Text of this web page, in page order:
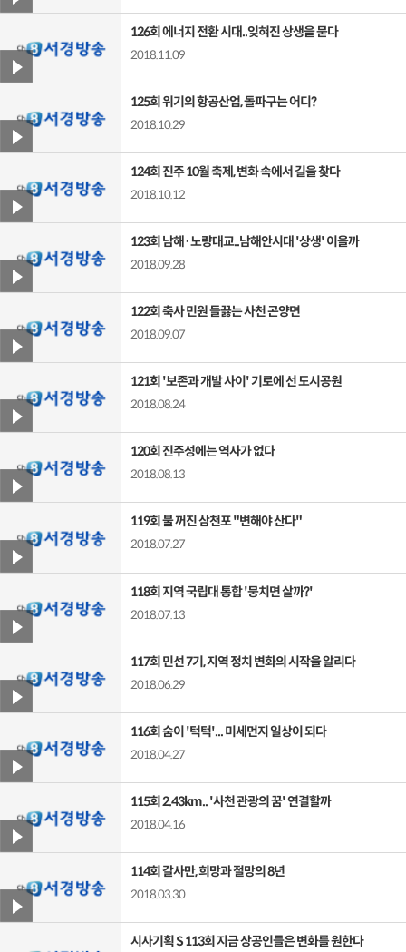
126회 에너지 전환 시대..잊혀진 상생을 묻다
2018.11.09
125회 위기의 항공산업, 돌파구는 어디?
2018.10.29
124회 진주 10월 축제, 변화 속에서 길을 찾다
2018.10.12
123회 남해·노량대교..남해안시대 '상생' 이을까
2018.09.28
122회 축사 민원 들끓는 사천 곤양면
2018.09.07
121회 '보존과 개발 사이' 기로에 선 도시공원
2018.08.24
120회 진주성에는 역사가 없다
2018.08.13
119회 불 꺼진 삼천포 "변해야 산다"
2018.07.27
118회 지역 국립대 통합 '뭉치면 살까?'
2018.07.13
117회 민선 7기, 지역 정치 변화의 시작을 알리다
2018.06.29
116회 숨이 '턱턱'... 미세먼지 일상이 되다
2018.04.27
115회 2.43km.. '사천 관광의 꿈' 연결할까
2018.04.16
114회 갈사만, 희망과 절망의 8년
2018.03.30
시사기획 S 113회 지금 상공인들은 변화를 원한다